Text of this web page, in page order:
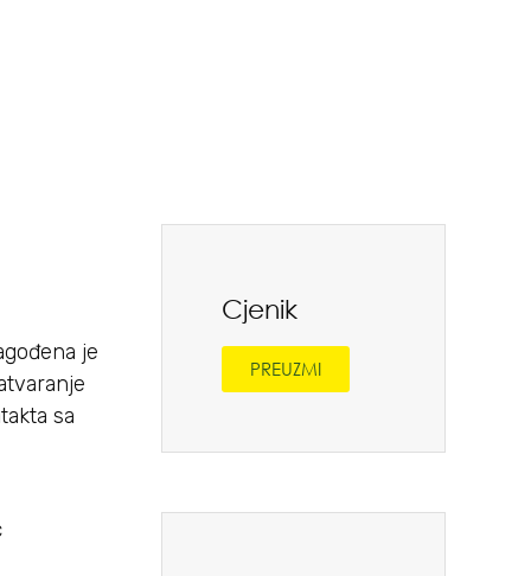
je
sa
Cjenik
PREUZMI